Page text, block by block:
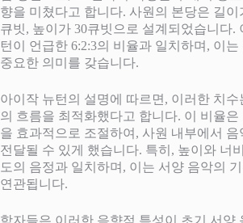
향을 미쳤다고 합니다. 사원의 본당은 길이
큐빗, 높이가 30큐빗으로 설계되었습니다.
턴이 언급한 6:2:3의 비율과 일치하며, 이
중요한 의미를 갖습니다.
아이작 뉴턴의 설명에 따르면, 이러한 치수
의 흐름을 최적화했다고 합니다. 이 비율은
을 효과적으로 조절하여, 사원 내부에서 음
전달될 수 있게 했습니다. 특히, 높이와 너
도의 음정과 일치하며, 이는 서양 음악의
연관됩니다.
학자들은 이러한 음향적 특성이 초기 서양